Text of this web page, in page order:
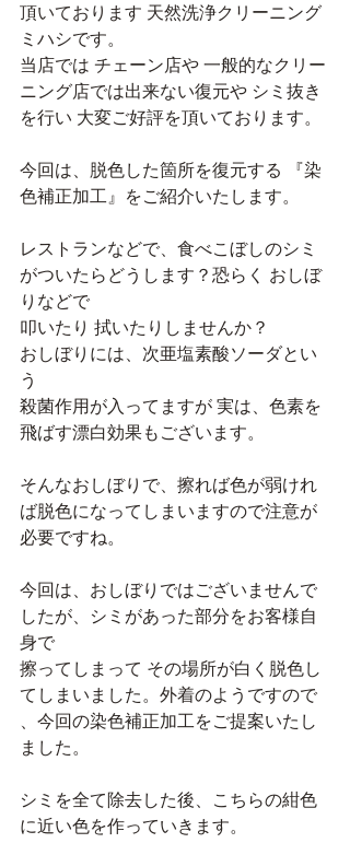
頂いております 天然洗浄クリーニング
ミハシです。
当店では チェーン店や 一般的なクリー
ニング店では出来ない復元や シミ抜き
を行い 大変ご好評を頂いております。
今回は、脱色した箇所を復元する 『染
色補正加工』をご紹介いたします。
レストランなどで、食べこぼしのシミ
がついたらどうします？恐らく おしぼ
りなどで
叩いたり 拭いたりしませんか？
おしぼりには、次亜塩素酸ソーダとい
う
殺菌作用が入ってますが 実は、色素を
飛ばす漂白効果もございます。
そんなおしぼりで、擦れば色が弱けれ
ば脱色になってしまいますので注意が
必要ですね。
今回は、おしぼりではございませんで
したが、シミがあった部分をお客様自
身で
擦ってしまって その場所が白く脱色し
てしまいました。外着のようですので
、今回の染色補正加工をご提案いたし
ました。
シミを全て除去した後、こちらの紺色
に近い色を作っていきます。